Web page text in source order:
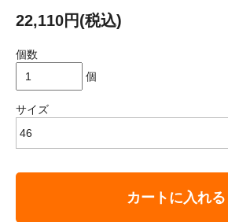
22,110円(税込)
個数
個
サイズ
カートに入れる